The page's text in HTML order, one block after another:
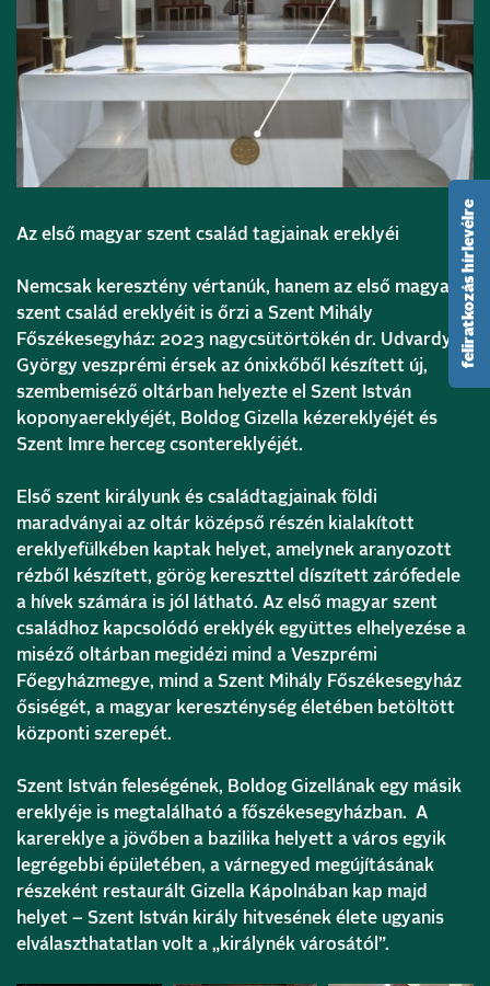
Az első magyar szent család tagjainak ereklyéi
Nemcsak keresztény vértanúk, hanem az első magyar
szent család ereklyéit is őrzi a Szent Mihály
Főszékesegyház: 2023 nagycsütörtökén dr. Udvardy
György veszprémi érsek az ónixkőből készített új,
szembemiséző oltárban helyezte el Szent István
koponyaereklyéjét, Boldog Gizella kézereklyéjét és
Szent Imre herceg csontereklyéjét.
Első szent királyunk és családtagjainak földi
maradványai az oltár középső részén kialakított
ereklyefülkében kaptak helyet, amelynek aranyozott
rézből készített, görög kereszttel díszített zárófedele
a hívek számára is jól látható. Az első magyar szent
családhoz kapcsolódó ereklyék együttes elhelyezése a
miséző oltárban megidézi mind a Veszprémi
Főegyházmegye, mind a Szent Mihály Főszékesegyház
ősiségét, a magyar kereszténység életében betöltött
központi szerepét.
Szent István feleségének, Boldog Gizellának egy másik
ereklyéje is megtalálható a főszékesegyházban. A
karereklye a jövőben a bazilika helyett a város egyik
legrégebbi épületében, a várnegyed megújításának
részeként restaurált Gizella Kápolnában kap majd
helyet – Szent István király hitvesének élete ugyanis
elválaszthatatlan volt a „királynék városától”.
feliratkozás hírlevélre